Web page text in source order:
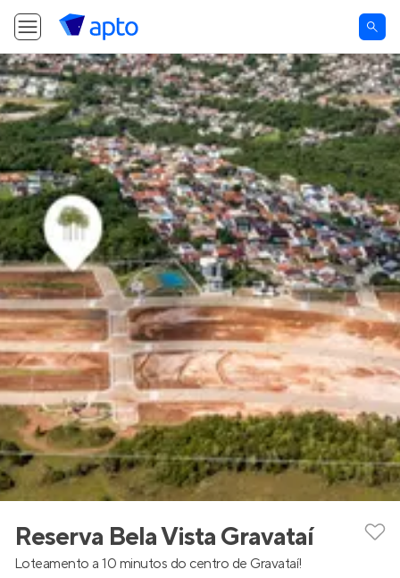
Reserva Bela Vista Gravataí
Loteamento a 10 minutos do centro de Gravataí!